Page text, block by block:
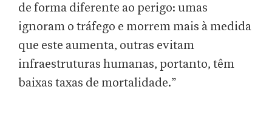
de forma diferente ao perigo: umas
ignoram o tráfego e morrem mais à medida
que este aumenta, outras evitam
infraestruturas humanas, portanto, têm
baixas taxas de mortalidade.”